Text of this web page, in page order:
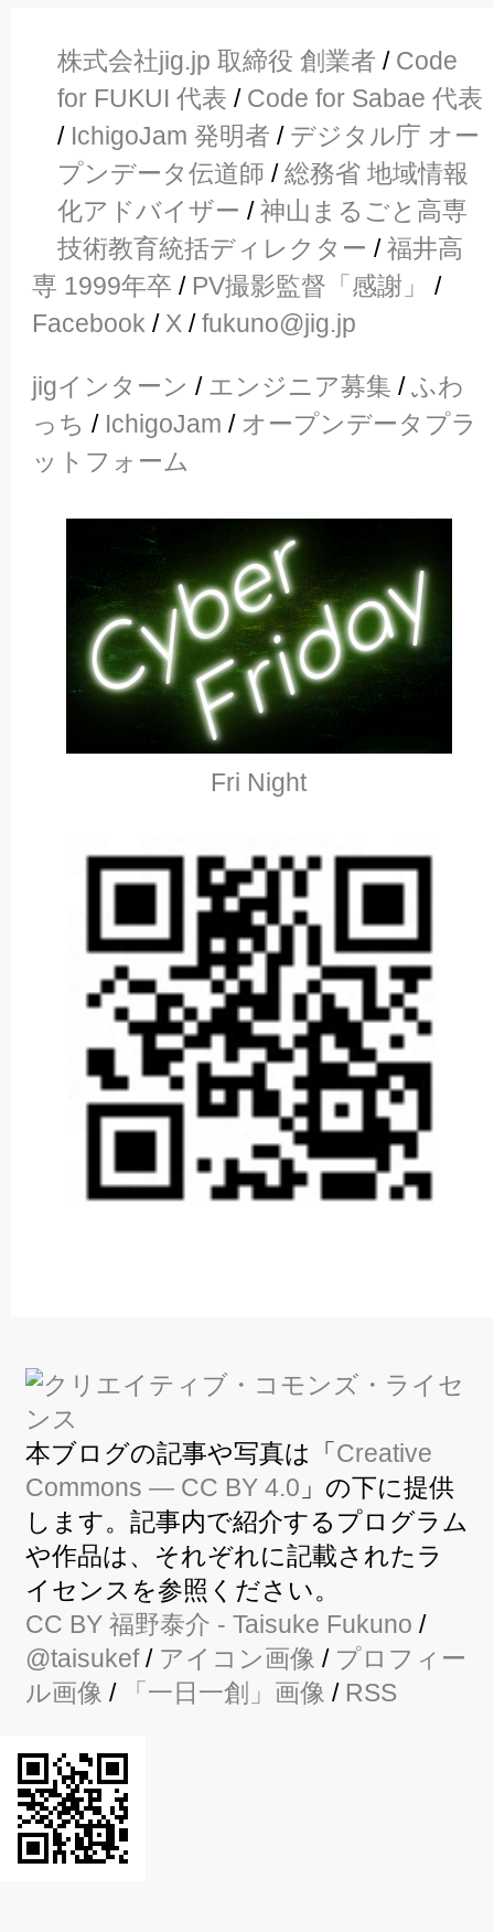
株式会社jig.jp 取締役 創業者 / Code
for FUKUI 代表 / Code for Sabae 代表
/ IchigoJam 発明者 / デジタル庁 オー
プンデータ伝道師 /総務省 地域情報
化アドバイザー /神山まるごと高専
技術教育統括ディレクター /福井高
専 1999年卒 / PV撮影監督「感謝」
/
Facebook / X /fukuno@jig.jp
jigインターン / エンジニア募集 /ふわ
っち / IchigoJam / オープンデータプラ
ットフォーム
Fri Night
本ブログの記事や写真は「 Creative
Commons — CC BY 4.0 」の下に提供
します。記事内で紹介するプログラム
や作品は、それぞれに記載されたラ
イセンスを参照ください。
CC BY 福野泰介 - Taisuke Fukuno /
@taisukef/ アイコン画像 / プロフィー
ル画像 / 「一日一創」画像 / RSS